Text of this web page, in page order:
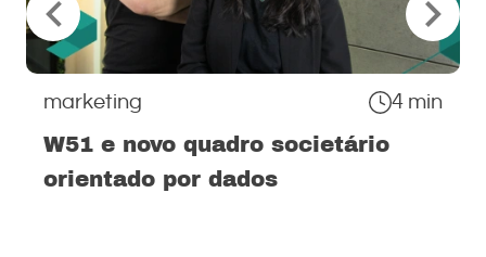
marketing 4 min
W51 e novo quadro societário
orientado por dados